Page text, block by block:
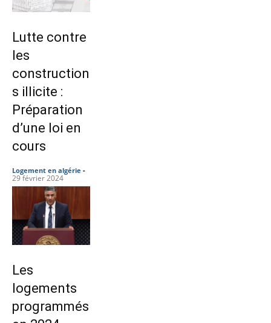
Lutte contre
les
construction
s illicite :
Préparation
d’une loi en
cours
Logement en algérie -
29 février 2024
Les
logements
programmés